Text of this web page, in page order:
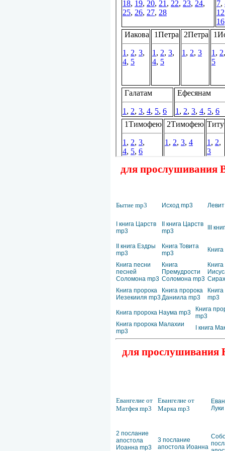
для прослушивания
Бытие mp3 Исход mp3
I книга Царств
mp3
II книга Царств
mp3
III
II книга Ездры
mp3
Книга Товита
mp3
Книга песни
песней
Соломона mp3
Книга
Премудрости
Соломона mp3
Книга пророка
Иезекииля mp3
Книга пророка
Даниила mp3
mp3
Книга пророка Наума mp3
Книга
mp3
Книга пророка Малахии
mp3
I книга
для прослушивания
Евангелие от
Матфея mp3
Евангелие от
Марка mp3
2 послание
апостола
Иоанна mp3
3 послание
апостола Иоанна